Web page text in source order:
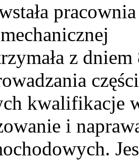
pracownia
z dniem
części
kwalifikacje
i